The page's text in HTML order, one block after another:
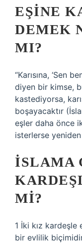
EŞINE
DEMEK
MI?
“Karısına, ‘Sen
diyen bir kimse,
kastediyorsa,
boşayacaktır
eşler daha önce
isterlerse
İSLAMA
MI?
1 İki kız kardeşle
bir evlilik